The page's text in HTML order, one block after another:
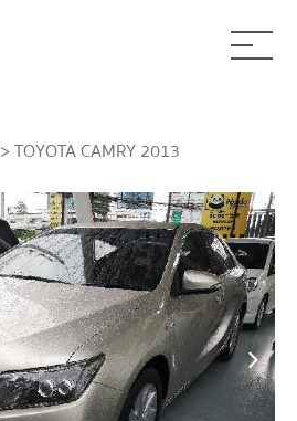
> TOYOTA CAMRY 2013